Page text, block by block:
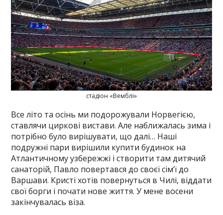
стадіон «Вемблі»
Все літо та осінь ми подорожували Норвегією,
ставлячи циркові вистави. Але наближалась зима і
потрібно було вирішувати, що далі… Наші
подружні пари вирішили купити будинок на
Атлантичному узбережжі і створити там дитячий
санаторій, Павло повертався до своєї сім’ї до
Варшави. Кристі хотів повернуться в Чилі, віддати
свої борги і почати нове життя. У мене восени
закінчувалась віза.